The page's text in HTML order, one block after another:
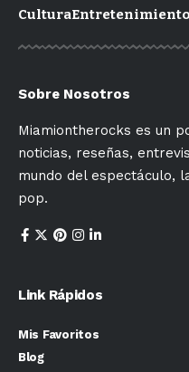
CulturaEntretenimiento
Sobre Nosotros
Miamiontherocks es un
noticias, reseñas,
mundo del espectáculo,
pop.
Link Rápidos
Mis Favoritos
Blog